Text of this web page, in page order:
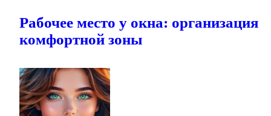
Рабочее место у окна: организация
комфортной зоны